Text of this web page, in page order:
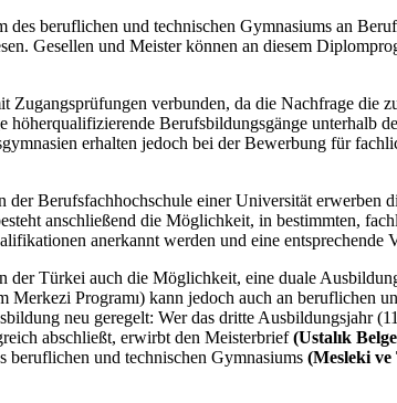
beruflichen und technischen Gymnasiums an
Gesellen und Meister können an diesem
verbunden, da die Nachfrage die
Berufsbildungsgänge unterhalb
erhalten jedoch bei der Bewerbung für
der Berufsfachhochschule einer Universität
anschließend die Möglichkeit, in bestimmten,
anerkannt werden und eine
der Türkei auch die Möglichkeit, eine duale
Merkezi Programı) kann jedoch auch an
neu geregelt: Wer das dritte Ausbildungsjahr
abschließt, erwirbt den Meisterbrief(Ustalık
beruflichen und technischen Gymnasiums (Mesleki